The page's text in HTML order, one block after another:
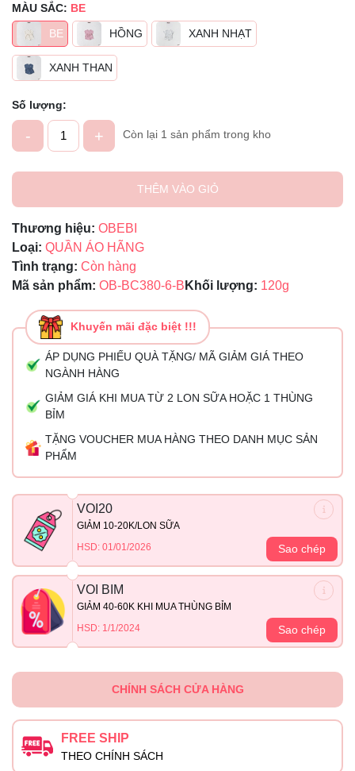
MÀU SẮC: BE
BE
HỒNG XANH NHẠT
XANH THAN
Số lượng:
- + Còn lại 1 sản phẩm trong kho
THÊM VÀO GIỎ
Thương hiệu: OBEBI
Loại: QUẦN ÁO HÃNG
Tình trạng: Còn hàng
Mã sản phẩm: OB-BC380-6-B Khối lượng: 120g
Khuyến mãi đặc biệt !!!
ÁP DỤNG PHIẾU QUÀ TẶNG/ MÃ GIẢM GIÁ THEO
NGÀNH HÀNG
GIẢM GIÁ KHI MUA TỪ 2 LON SỮA HOẶC 1 THÙNG
BỈM
TẶNG VOUCHER MUA HÀNG THEO DANH MỤC SẢN
PHẨM
VOI20
GIẢM 10-20K/LON SỮA
HSD: 01/01/2026
Sao chép
VOI BIM
GIẢM 40-60K KHI MUA THÙNG BỈM
HSD: 1/1/2024
Sao chép
CHÍNH SÁCH CỬA HÀNG
FREE SHIP
THEO CHÍNH SÁCH